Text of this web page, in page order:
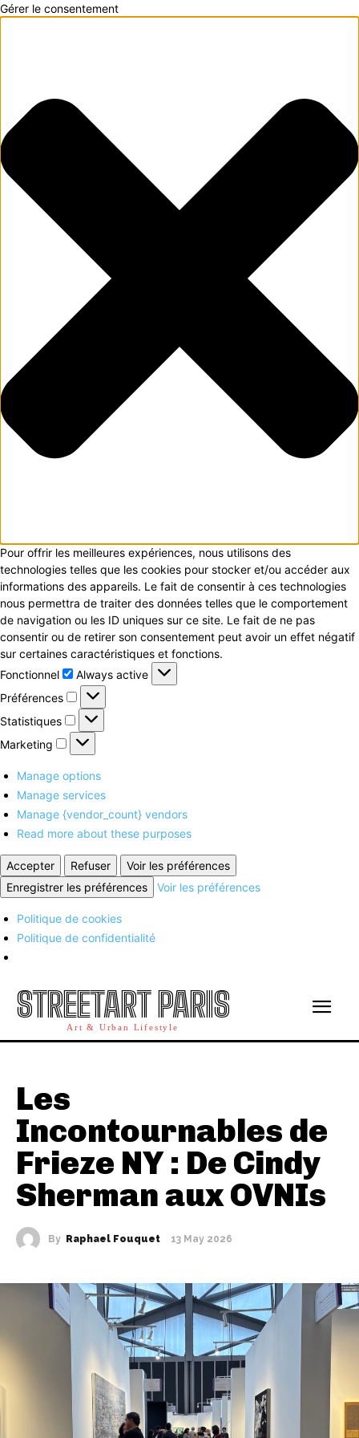
Gérer le consentement
Pour offrir les meilleures expériences, nous utilisons des
technologies telles que les cookies pour stocker et/ou accéder aux
informations des appareils. Le fait de consentir à ces technologies
nous permettra de traiter des données telles que le comportement
de navigation ou les ID uniques sur ce site. Le fait de ne pas
consentir ou de retirer son consentement peut avoir un effet négatif
sur certaines caractéristiques et fonctions.
Fonctionnel
Fonctionnel
Always active
Préférences
Préférences
Statistiques Statistiques
Marketing Marketing
Manage options
Manage services
Manage {vendor_count} vendors
Read more about these purposes
Accepter Refuser
Voir les préférences
Enregistrer les préférences
Voir les préférences
Politique de cookies
Politique de confidentialité
STREETART PARIS
Art & Urban Lifestyle
Les
Incontournables de
Frieze NY : De Cindy
Sherman aux OVNIs
By Raphael Fouquet 13 May 2026